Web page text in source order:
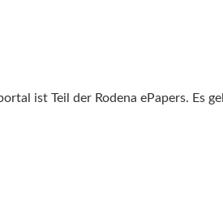
ist Teil der Rodena ePapers. Es